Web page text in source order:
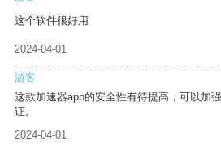
这个软件很好用
2024-04-01
游客
这款加速器app的安全性有待提高，可以加
证。
2024-04-01